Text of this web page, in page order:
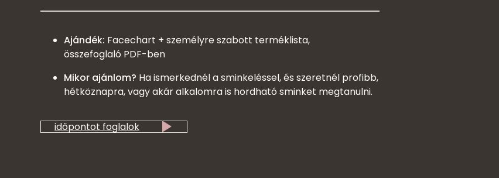
Ajándék: Facechart + személyre szabott terméklista,
összefoglaló PDF-ben
Mikor ajánlom? Ha ismerkednél a sminkeléssel, és szeretnél profibb,
hétköznapra, vagy akár alkalomra is hordható sminket megtanulni.
időpontot foglalok